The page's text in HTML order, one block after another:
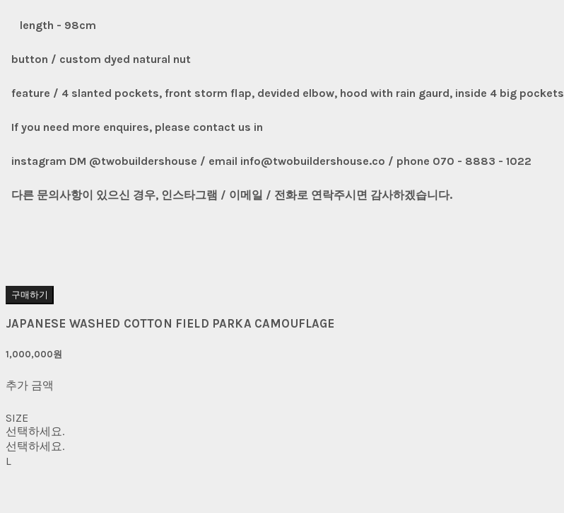
length - 98cm
button / custom dyed natural nut
feature / 4 slanted pockets, front storm flap, devided elbow, hood with rain gaurd, inside 4 big pockets
If you need more enquires, please contact us in
instagram DM @twobuildershouse / email info@twobuildershouse.co / phone 070 - 8883 - 1022
다른 문의사항이 있으신 경우, 인스타그램 / 이메일 / 전화로 연락주시면 감사하겠습니다.
구매하기
JAPANESE WASHED COTTON FIELD PARKA CAMOUFLAGE
1,000,000원
추가 금액
SIZE
선택하세요.
선택하세요.
L